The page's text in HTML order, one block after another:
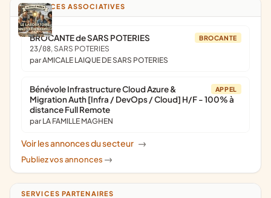
ANNONCES ASSOCIATIVES
BROCANTE
BROCANTE de SARS POTERIES
23/08, SARS POTERIES
par AMICALE LAIQUE DE SARS POTERIES
APPEL
Bénévole Infrastructure Cloud Azure &
Migration Auth [Infra / DevOps / Cloud] H/F - 100% à
distance Full Remote
par LA FAMILLE MAGHEN
Voir les annonces du secteur ->
Publiez vos annonces ->
SERVICES PARTENAIRES